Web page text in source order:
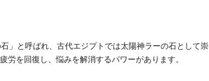
」と呼ばれ、古代エジプトでは太陽神ラーの石として崇
労を回復し、悩みを解消するパワーがあります。